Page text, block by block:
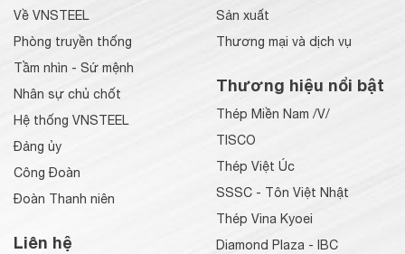
Về VNSTEEL
Phòng truyền thống
Tầm nhìn - Sứ mệnh
Nhân sự chủ chốt
Hệ thống VNSTEEL
Đảng ủy
Công Đoàn
Đoàn Thanh niên
Liên hệ
Sản xuất
Thương mại và dịch vụ
Thương hiệu nổi bật
Thép Miền Nam /V/
TISCO
Thép Việt Úc
SSSC - Tôn Việt Nhật
Thép Vina Kyoei
Diamond Plaza - IBC